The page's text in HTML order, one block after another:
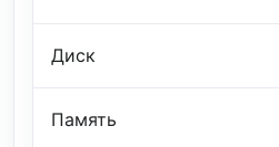
Диск
Память